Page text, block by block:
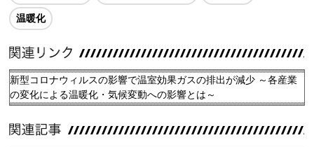
温暖化
新型コロナウィルスの影響で温室効果ガスの排出が減少 ～各産業
の変化による温暖化・気候変動への影響とは～